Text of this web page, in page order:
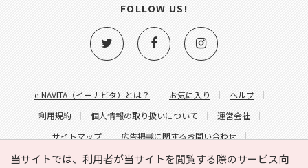
当サイトでは、利用者が当サイトを閲覧する際のサービス向
e-NAVITA（イーナビタ）とは？ お気に入り
ヘルプ
利用規約
個人情報の取り扱いについて
運営会社
サイトマップ
広告掲載に関するお問い合わせ
サイトの内容に関するお問い合わせ
FOLLOW US!